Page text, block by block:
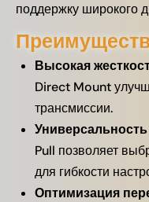
поддержку широкого
Высокая
Direct Mount
трансмиссии.
Pull позволяет
для гибкости
Оптимизация